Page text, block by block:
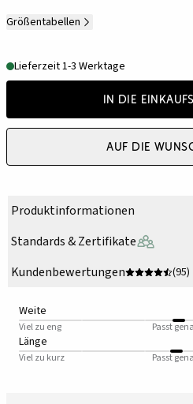
Größentabellen
Lieferzeit 1-3 Werktage
In die
Auf die
Produktinformationen
Standards & Zertifikate
Kundenbewertungen
(95)
Weite
Viel zu eng Passt
Länge
Viel zu kurz Passt